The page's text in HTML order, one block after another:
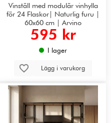
Vinställ med modulär vinhylla
för 24 Flaskor| Naturlig furu |
60x60 cm | Arvino
595 kr
I lager
Lägg i varukorg